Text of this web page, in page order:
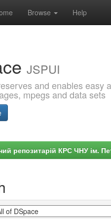
Browse Help
JSPUI
and enables easy
mpegs and data sets
репозитарій КРС ЧНУ ім.